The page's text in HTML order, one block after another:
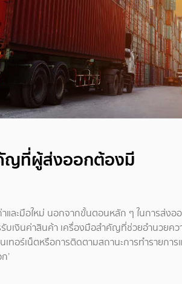
ญที่ผู้ส่งออกต้องมี
ละมือใหม่ นอกจากขั้นตอนหลัก ๆ ในการส่งอ
บเงินค่าสินค้า เครื่องมือสำคัญที่ช่วยอำนวยคว
เทอร์เน็ตหรือการติดตามสถานะการทำรายก
’